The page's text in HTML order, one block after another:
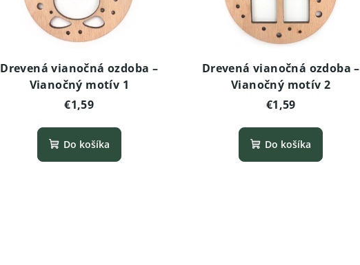
Drevená vianočná ozdoba –
Vianočný motív 1
€1,59
Do košíka
Drevená vianočná ozdoba –
Vianočný motív 2
€1,59
Do košíka